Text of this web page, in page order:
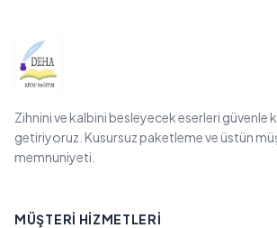
Zihnini ve kalbini besleyecek eserleri güvenle
getiriyoruz. Kusursuz paketleme ve üstün
memnuniyeti.
MÜŞTERI HIZMETLERI